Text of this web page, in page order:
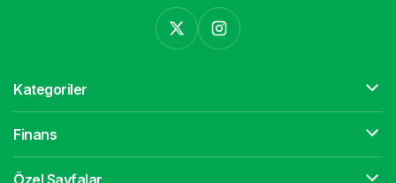
Kategoriler
Finans
Özel Sayfalar